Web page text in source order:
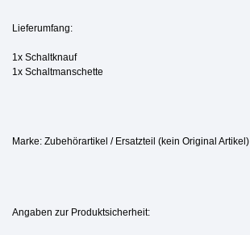
Lieferumfang:
1x Schaltknauf
1x Schaltmanschette
Marke: Zubehörartikel / Ersatzteil (kein Original Artikel)
Angaben zur Produktsicherheit: